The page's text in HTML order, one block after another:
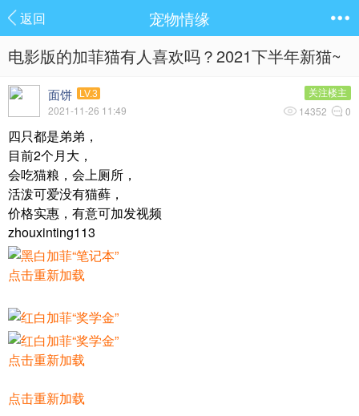
返回 宠物情缘
电影版的加菲猫有人喜欢吗？2021下半年新猫~
面饼 LV.3
2021-11-26 11:49
关注楼主
14352 0
四只都是弟弟，
目前2个月大，
会吃猫粮，会上厕所，
活泼可爱没有猫藓，
价格实惠，有意可加发视频
zhouxinting113
点击重新加载
点击重新加载
点击重新加载